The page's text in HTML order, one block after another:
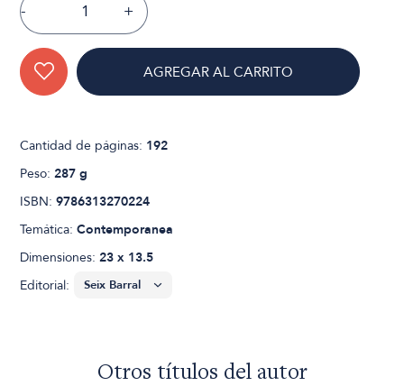
- +
AGREGAR AL CARRITO
Cantidad de páginas: 192
Peso:287 g
ISBN:9786313270224
Temática:Contemporanea
Dimensiones:23 x 13.5
Editorial:
Otros títulos del autor